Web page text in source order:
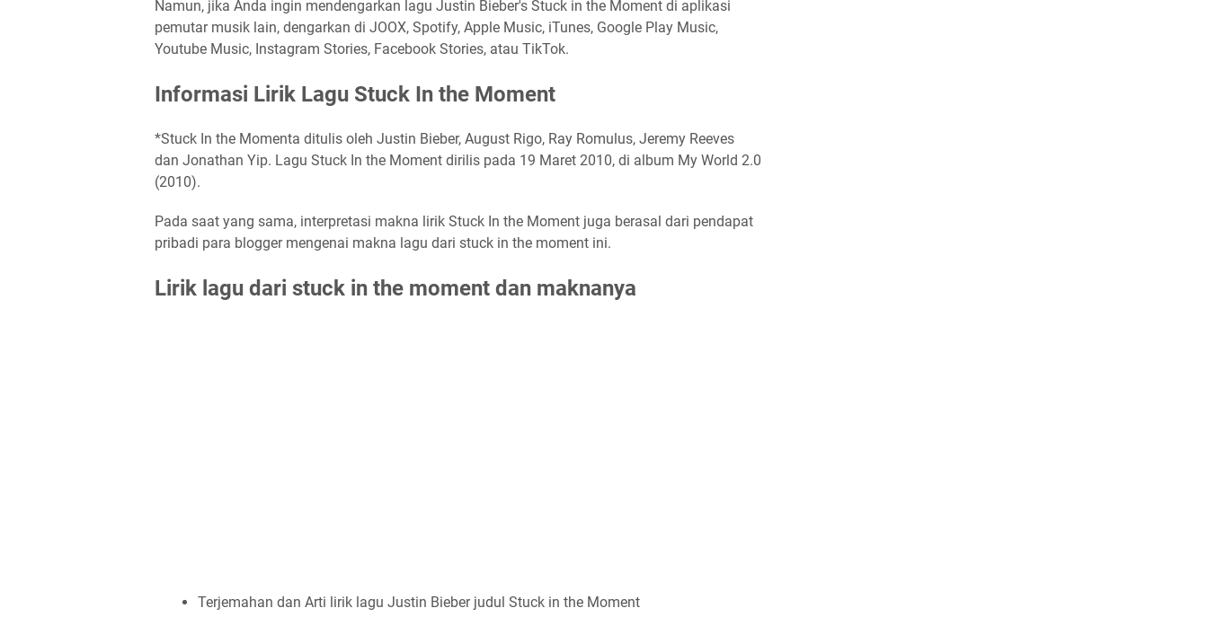
Namun, jika Anda ingin mendengarkan lagu Justin Bieber's Stuck in the Moment di aplikasi
pemutar musik lain, dengarkan di JOOX, Spotify, Apple Music, iTunes, Google Play Music,
Youtube Music, Instagram Stories, Facebook Stories, atau TikTok.
Informasi Lirik Lagu Stuck In the Moment
*Stuck In the Momenta ditulis oleh Justin Bieber, August Rigo, Ray Romulus, Jeremy Reeves
dan Jonathan Yip. Lagu Stuck In the Moment dirilis pada 19 Maret 2010, di album My World 2.0
(2010).
Pada saat yang sama, interpretasi makna lirik Stuck In the Moment juga berasal dari pendapat
pribadi para blogger mengenai makna lagu dari stuck in the moment ini.
Lirik lagu dari stuck in the moment dan maknanya
Terjemahan dan Arti lirik lagu Justin Bieber judul Stuck in the Moment